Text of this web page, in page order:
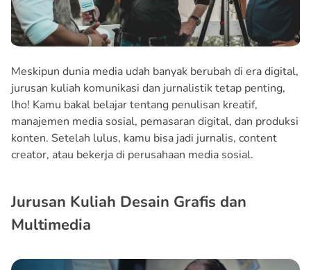
Meskipun dunia media udah banyak berubah di era digital,
jurusan kuliah komunikasi dan jurnalistik tetap penting,
lho! Kamu bakal belajar tentang penulisan kreatif,
manajemen media sosial, pemasaran digital, dan produksi
konten. Setelah lulus, kamu bisa jadi jurnalis, content
creator, atau bekerja di perusahaan media sosial.
Jurusan Kuliah Desain Grafis dan
Multimedia